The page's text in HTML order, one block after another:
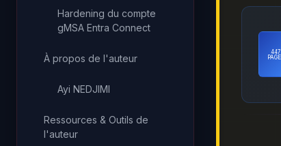
Hardening du compte
gMSA Entra Connect
À propos de l'auteur
Ayi NEDJIMI
Ressources & Outils de
l'auteur
447